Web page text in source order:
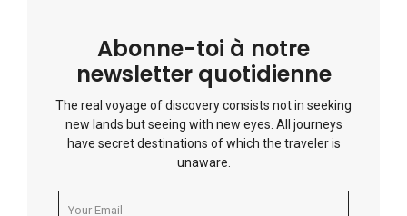
Abonne-toi à notre
newsletter quotidienne
The real voyage of discovery consists not in seeking
new lands but seeing with new eyes. All journeys
have secret destinations of which the traveler is
unaware.